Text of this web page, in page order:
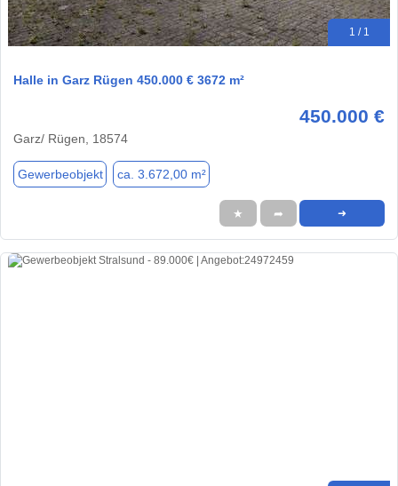
1 / 1
Halle in Garz Rügen 450.000 € 3672 m²
450.000 €
Garz/ Rügen, 18574
Gewerbeobjekt ca. 3.672,00 m²
★ ➦ ➜